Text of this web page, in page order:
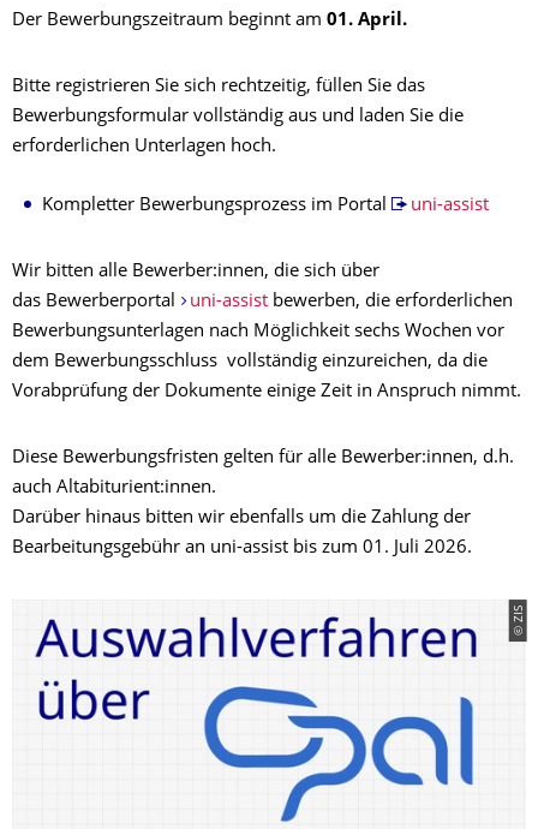
Der Bewerbungszeitraum beginnt am 01. April.
Bitte registrieren Sie sich rechtzeitig, füllen Sie das
Bewerbungsformular vollständig aus und laden Sie die
erforderlichen Unterlagen hoch.
Kompletter Bewerbungsprozess im Portal uni-assist
Wir bitten alle Bewerber:innen, die sich über
das Bewerberportal
uni-assist bewerben, die erforderlichen
Bewerbungsunterlagen nach Möglichkeit sechs Wochen vor
dem Bewerbungsschluss vollständig einzureichen, da die
Vorabprüfung der Dokumente einige Zeit in Anspruch nimmt.
Diese Bewerbungsfristen gelten für alle Bewerber:innen, d.h.
auch Altabiturient:innen.
Darüber hinaus bitten wir ebenfalls um die Zahlung der
Bearbeitungsgebühr an uni-assist bis zum 01. Juli 2026.
© ZIS